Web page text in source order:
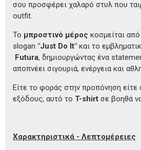
σου προσφέρει χαλαρό στυλ που
outfit.
Το μπροστινό μέρος κοσμείται
slogan "Just Do It" και το
Futura, δημιουργώντας ένα
αποπνέει σιγουριά, ενέργεια και
Είτε το φοράς στην προπόνηση είτε
εξόδους, αυτό το T-shirt σε βοηθά
Χαρακτηριστικά - Λεπτομέρειες